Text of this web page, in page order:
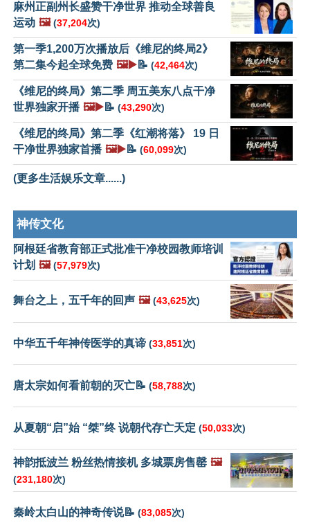
麻州正副州长盛赞干净世界 推动全球善良
运动 🖼️ (37,204次)
第一季1,200万次播放后《维尼的终局2》
第二集今起全球免费 🖼️▶️📝 (42,464次)
《维尼的终局》第二季 周五美东八点干净
世界独家开播 🖼️▶️📝 (43,290次)
《维尼的终局》第二季《红潮将落》 19 日
干净世界独家首播 🖼️▶️📝 (60,099次)
(更多生活娱乐文章......)
神传文化
阿根廷省教育部正式批准干净校园教师培训
计划 🖼️ (57,979次)
舞台之上，五千年的回声 🖼️ (43,625次)
中华五千年神传医学的真谛 (33,851次)
唐太宗如何看前朝的灭亡📝 (58,788次)
从夏朝“启”始 “桀”终 说朝代存亡天定 (50,033次)
神韵抵波兰 粉丝热情接机 多城票房售罄 🖼️
(231,180次)
秦岭太白山的神奇传说📝 (83,085次)